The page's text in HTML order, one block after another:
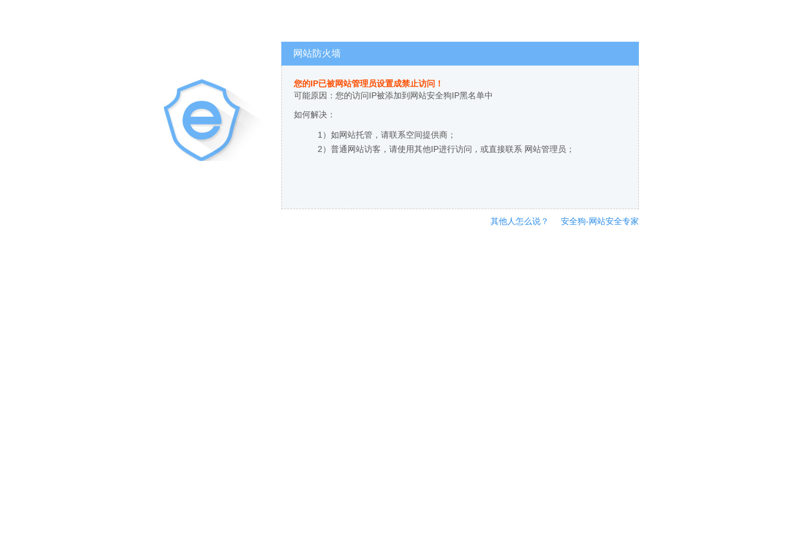
网站防火墙
您的IP已被网站管理员设置成禁止访问！
可能原因：您的访问IP被添加到网站安全狗IP黑名单中
如何解决：
1）如网站托管，请联系空间提供商；
2）普通网站访客，请使用其他IP进行访问，或直接联系 网站管理员；
其他人怎么说？ 安全狗-网站安全专家